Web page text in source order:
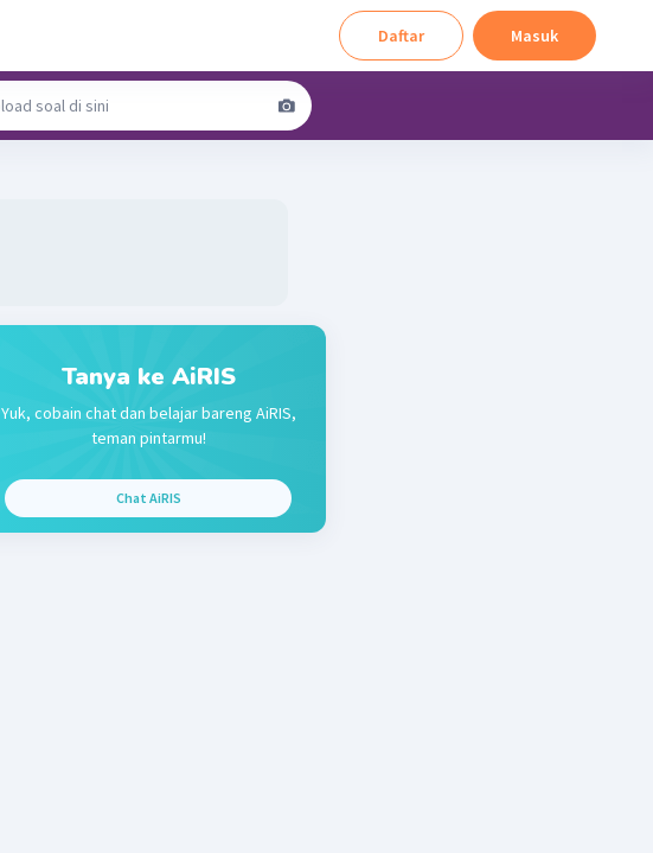
Daftar Masuk
Tanya ke AiRIS
Yuk, cobain chat dan belajar bareng AiRIS,
teman pintarmu!
Chat AiRIS